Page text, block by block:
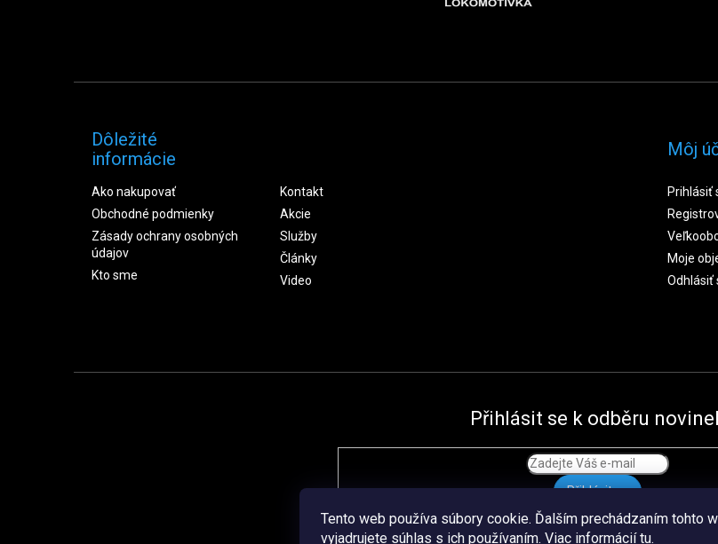
Tento web používa súbory cookie. Ďalším prechádzaním tohto
vyjadrujete súhlas s ich používaním. Viac informáciítu.
Dôležité
informácie
Ako nakupovať
Obchodné podmienky
Zásady ochrany osobných
údajov
Kto sme
Kontakt
Akcie
Služby
Články
Video
Môj
Prihlásiť
Moje
Odhlásiť
Přihlásit se k odběru
Přihlásit se